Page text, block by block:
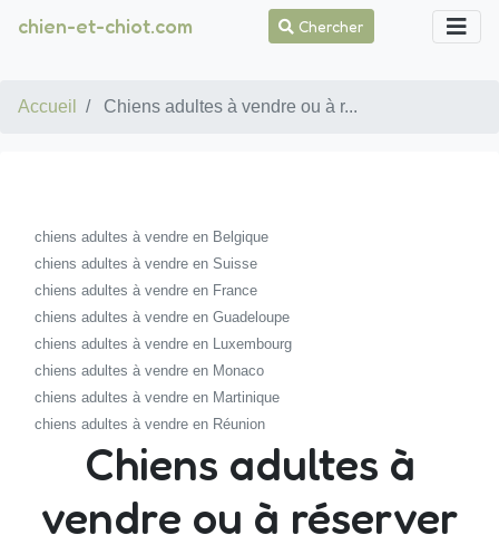
chien-et-chiot.com Chercher
Accueil Chiens adultes à vendre ou à r...
chiens adultes à vendre en Belgique
chiens adultes à vendre en Suisse
chiens adultes à vendre en France
chiens adultes à vendre en Guadeloupe
chiens adultes à vendre en Luxembourg
chiens adultes à vendre en Monaco
chiens adultes à vendre en Martinique
chiens adultes à vendre en Réunion
Chiens adultes à
vendre ou à réserver